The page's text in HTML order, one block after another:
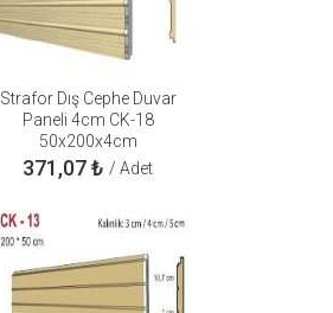
Strafor Dış Cephe Duvar
Paneli 4cm CK-18
50x200x4cm
371,07₺ / Adet